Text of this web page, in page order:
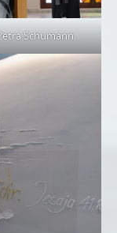
Schumann